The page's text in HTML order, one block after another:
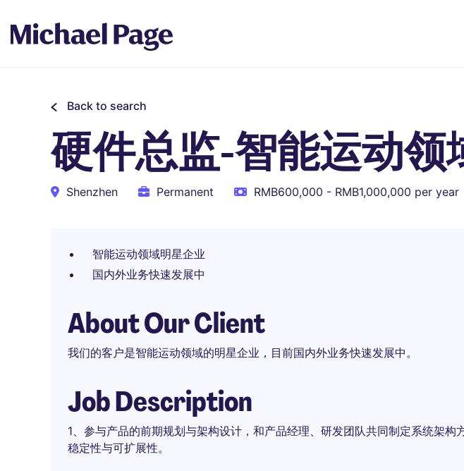
Back to search
硬件总监-智能运动领
Shenzhen Permanent RMB600,000 - RMB1,000,000 per year
智能运动领域明星企业
国内外业务快速发展中
About Our Client
我们的客户是智能运动领域的明星企业，目前国内外业务快速发展中。
Job Description
1、参与产品的前期规划与架构设计，和产品经理、研发团队共同制定系统架构
稳定性与可扩展性。